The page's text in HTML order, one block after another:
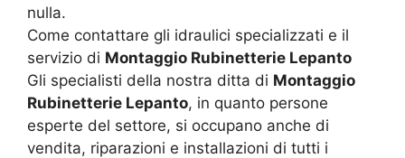
nulla.
Come contattare gli idraulici specializzati e il
servizio di Montaggio Rubinetterie Lepanto
Gli specialisti della nostra ditta di Montaggio
Rubinetterie Lepanto, in quanto persone
esperte del settore, si occupano anche di
vendita, riparazioni e installazioni di tutti i